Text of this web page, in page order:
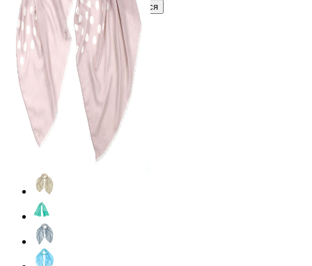
Войти Зарегистрироваться
Оптом
Цвет:
Светло-коричневый